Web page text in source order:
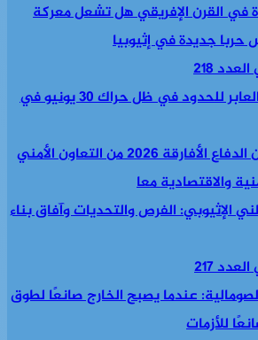
في القرن الإفريقي هل تشعل معركة
جديدة في إثيوبيا
218
النزوح الأفريقي العابر للحدود في ظل حراك 30 يونيو في
مؤتمر رؤساء أركان الدفاع الأفارقة 2026 من التعاون الأمني
والاقتصادية معا
الإثيوبي: الفرص والتحديات وآفاق بناء
217
عندما يصبح الخارج صانعًا لطوق
للأزمات